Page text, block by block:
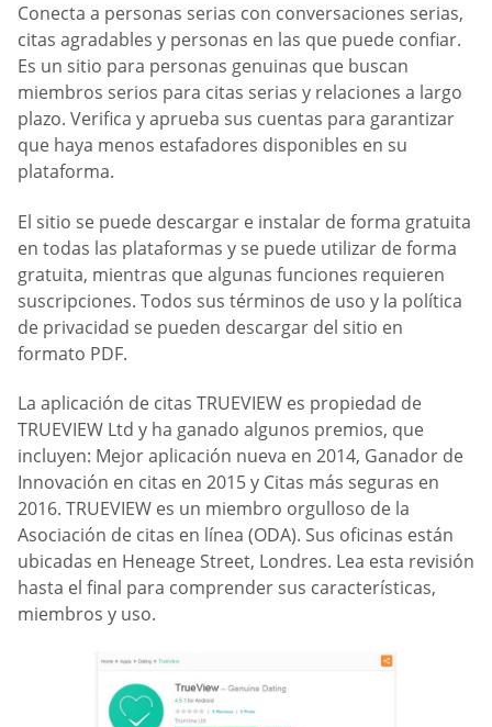
Conecta a personas serias con conversaciones serias,
citas agradables y personas en las que puede confiar.
Es un sitio para personas genuinas que buscan
miembros serios para citas serias y relaciones a largo
plazo. Verifica y aprueba sus cuentas para garantizar
que haya menos estafadores disponibles en su
plataforma.
El sitio se puede descargar e instalar de forma gratuita
en todas las plataformas y se puede utilizar de forma
gratuita, mientras que algunas funciones requieren
suscripciones. Todos sus términos de uso y la política
de privacidad se pueden descargar del sitio en
formato PDF.
La aplicación de citas TRUEVIEW es propiedad de
TRUEVIEW Ltd y ha ganado algunos premios, que
incluyen: Mejor aplicación nueva en 2014, Ganador de
Innovación en citas en 2015 y Citas más seguras en
2016. TRUEVIEW es un miembro orgulloso de la
Asociación de citas en línea (ODA). Sus oficinas están
ubicadas en Heneage Street, Londres. Lea esta revisión
hasta el final para comprender sus características,
miembros y uso.